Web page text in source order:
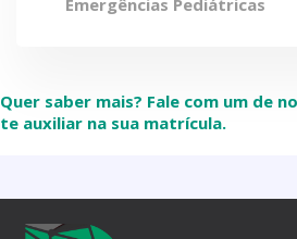
Quer saber mais? Fale com um de
te auxiliar na sua matrícula.